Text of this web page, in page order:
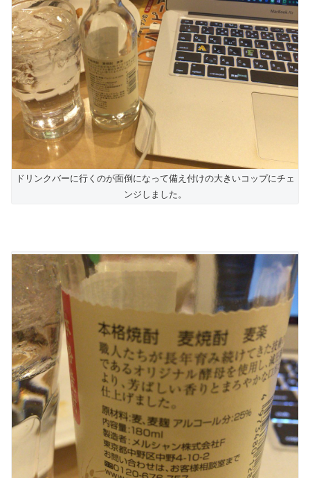
ドリンクバーに行くのが面倒になって備え付けの大きいコップにチェ
ンジしました。